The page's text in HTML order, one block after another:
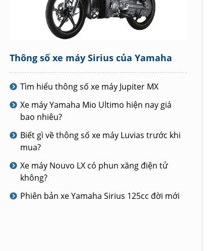
Thông số xe máy Sirius của Yamaha
Tìm hiểu thông số xe máy Jupiter MX
Xe máy Yamaha Mio Ultimo hiện nay giá
bao nhiêu?
Biết gì về thông số xe máy Luvias trước khi
mua?
Xe máy Nouvo LX có phun xăng điện tử
không?
Phiên bản xe Yamaha Sirius 125cc đời mới